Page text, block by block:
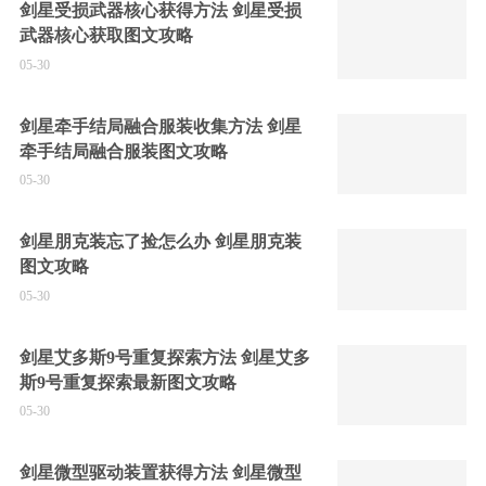
剑星受损武器核心获得方法 剑星受损
武器核心获取图文攻略
05-30
剑星牵手结局融合服装收集方法 剑星
牵手结局融合服装图文攻略
05-30
剑星朋克装忘了捡怎么办 剑星朋克装
图文攻略
05-30
剑星艾多斯9号重复探索方法 剑星艾多
斯9号重复探索最新图文攻略
05-30
剑星微型驱动装置获得方法 剑星微型